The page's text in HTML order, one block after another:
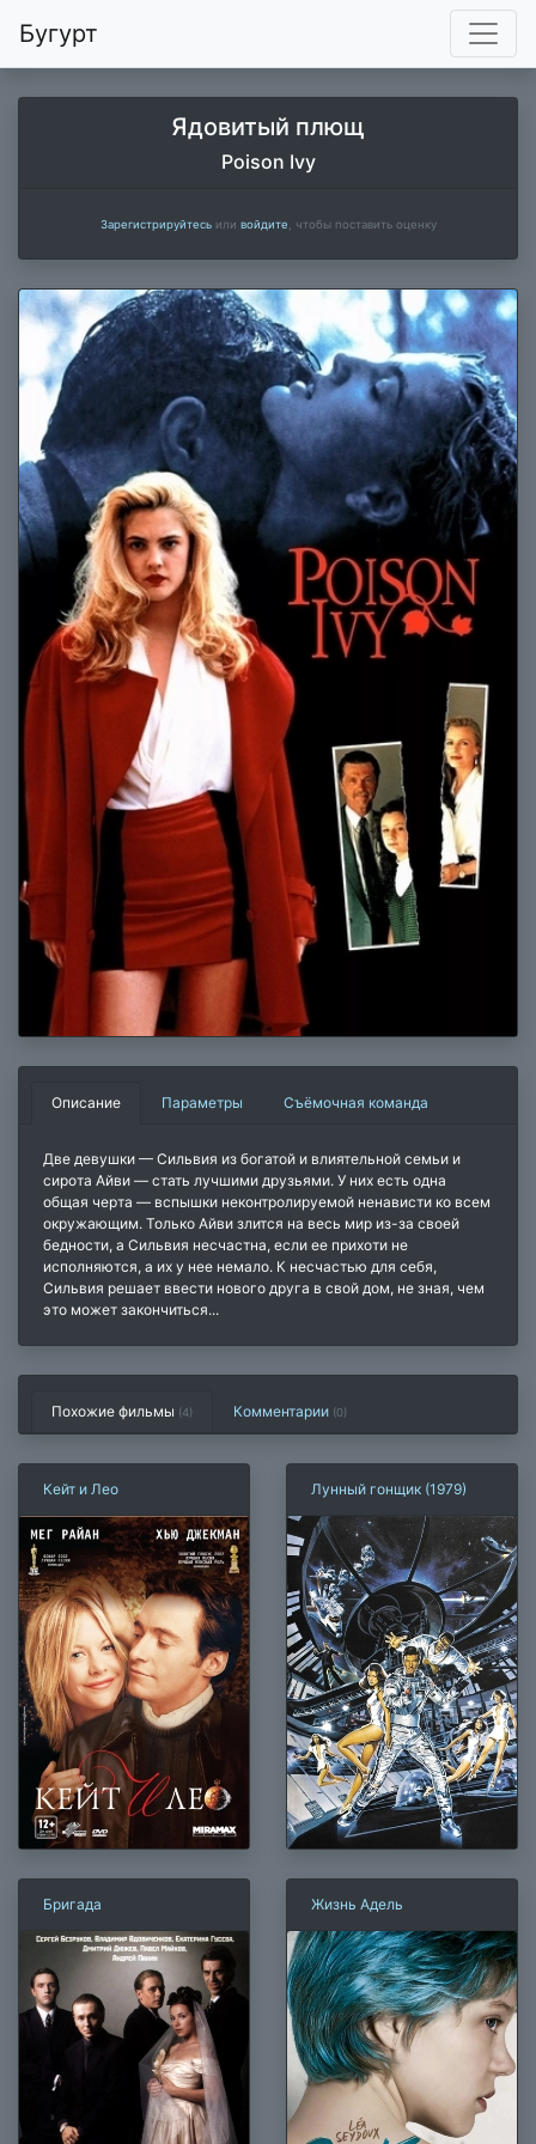
Бугурт
Ядовитый плющ
Poison Ivy
Зарегистрируйтесьили войдите , чтобы поставить оценку
Описание Параметры Съёмочная команда
Две девушки — Сильвия из богатой и влиятельной семьи и
сирота Айви — стать лучшими друзьями. У них есть одна
общая черта — вспышки неконтролируемой ненависти ко всем
окружающим. Только Айви злится на весь мир из-за своей
бедности, а Сильвия несчастна, если ее прихоти не
исполняются, а их у нее немало. К несчастью для себя,
Сильвия решает ввести нового друга в свой дом, не зная, чем
это может закончиться...
Похожие фильмы (4) Комментарии (0)
Кейт и Лео Лунный гонщик (1979)
Бригада Жизнь Адель